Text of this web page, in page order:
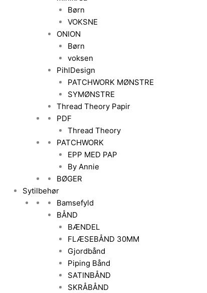
Børn
VOKSNE
ONION
Børn
voksen
PihlDesign
PATCHWORK MØNSTRE
SYMØNSTRE
Thread Theory Papir
PDF
Thread Theory
PATCHWORK
EPP MED PAP
By Annie
BØGER
Sytilbehør
Bamsefyld
BÅND
BÆNDEL
FLÆSEBÅND 30MM
Gjordbånd
Piping Bånd
SATINBÅND
SKRÅBÅND